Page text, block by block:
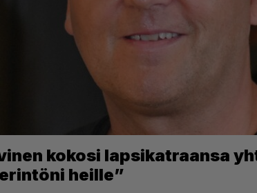
kokosi lapsikatraansa
heille”